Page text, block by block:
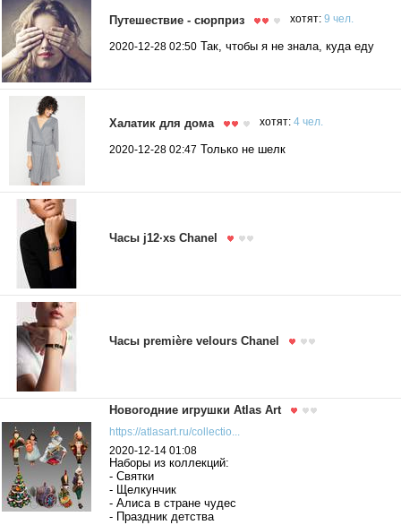
Путешествие - сюрприз хотят: 9 чел.
2020-12-28 02:50 Так, чтобы я не знала, куда еду
Халатик для дома хотят: 4 чел.
2020-12-28 02:47 Только не шелк
Часы j12∙xs Chanel
Часы première velours Chanel
Новогодние игрушки Atlas Art
https://atlasart.ru/collectio...
2020-12-14 01:08
Наборы из коллекций:
- Святки
- Щелкунчик
- Алиса в стране чудес
- Праздник детства